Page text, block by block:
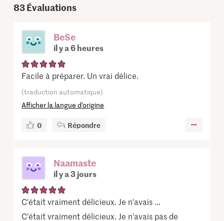
83Évaluations
BeSe
il y a 6 heures
Facile à préparer. Un vrai délice.
(traduction automatique)
Afficher la langue d’origine
0 Répondre
Naamaste
il y a 3 jours
C'était vraiment délicieux. Je n'avais ...
C'était vraiment délicieux. Je n'avais pas de